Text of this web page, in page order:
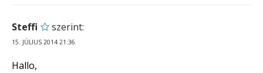
Steffi szerint:
15. JÚLIUS 2014 21:36
Hallo,